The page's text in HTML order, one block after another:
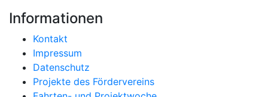
Informationen
Kontakt
Impressum
Datenschutz
Projekte des Fördervereins